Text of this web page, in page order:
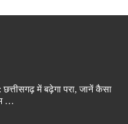
में बढ़ेगा परा, जानें कैसा
…